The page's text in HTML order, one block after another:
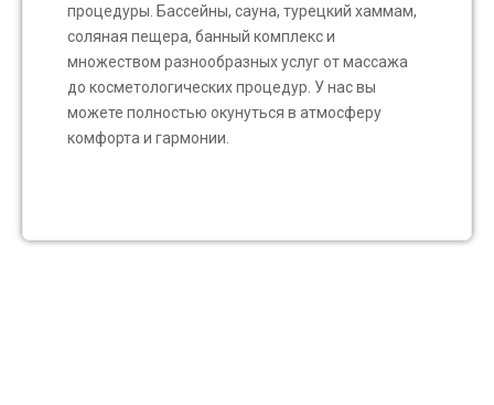
процедуры. Бассейны, сауна, турецкий хаммам,
соляная пещера, банный комплекс и
множеством разнообразных услуг от массажа
до косметологических процедур. У нас вы
можете полностью окунуться в атмосферу
комфорта и гармонии.